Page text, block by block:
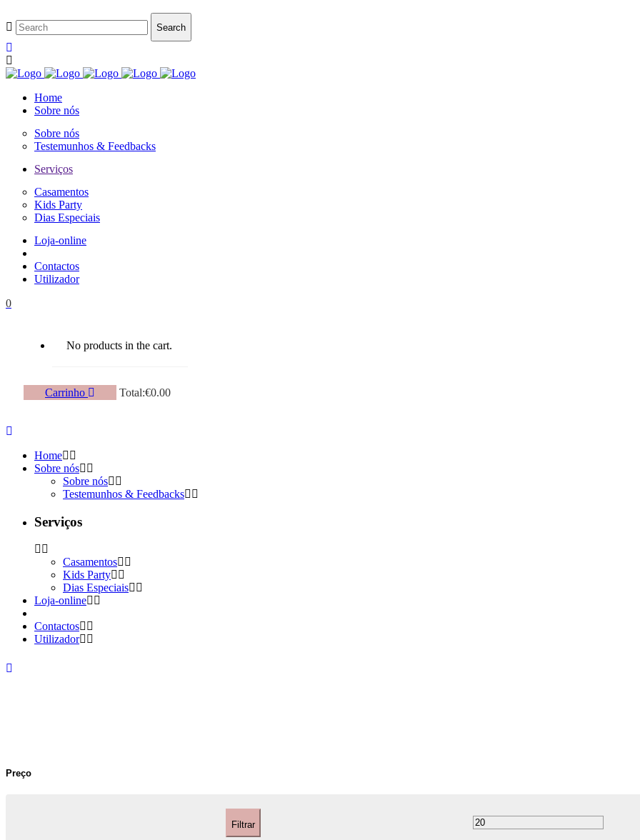
Home
Sobre nós
Sobre nós
Testemunhos & Feedbacks
Serviços
Casamentos
Kids Party
Dias Especiais
Loja-online
Contactos
Utilizador
0
No products in the cart.
Carrinho Total:€0.00
Home
Sobre nós
Sobre nós
Testemunhos & Feedbacks
Serviços
Casamentos
Kids Party
Dias Especiais
Loja-online
Contactos
Utilizador
Preço
Filtrar